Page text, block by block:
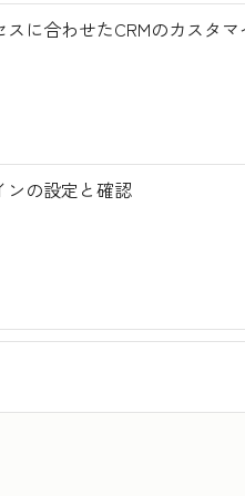
に合わせたCRMのカスタ
ンの設定と確認
導入支援（メンバーの招待